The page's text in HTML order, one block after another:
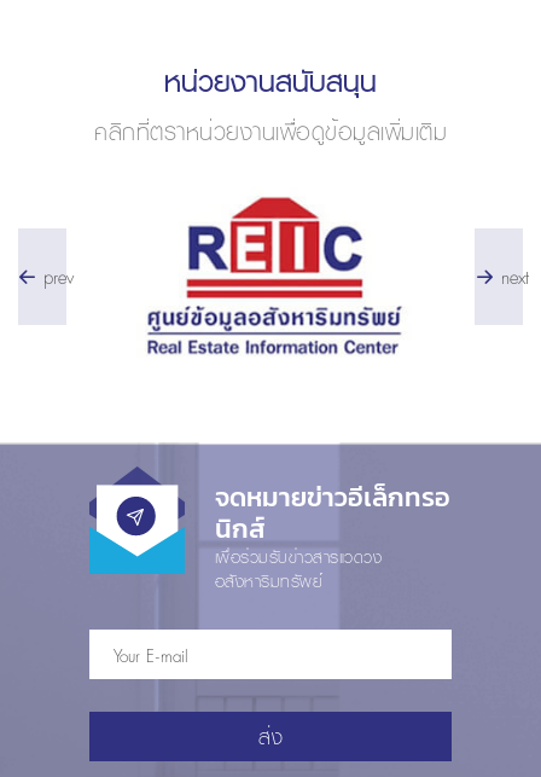
หน่วยงานสนับสนุน
คลิกที่ตราหน่วยงานเพื่อดูข้อมูลเพิ่มเติม
prev next
จดหมายข่าวอีเล็กทรอ
นิกส์
เพื่อร่วมรับข่าวสารแวดวง
อสังหาริมทรัพย์
ส่ง